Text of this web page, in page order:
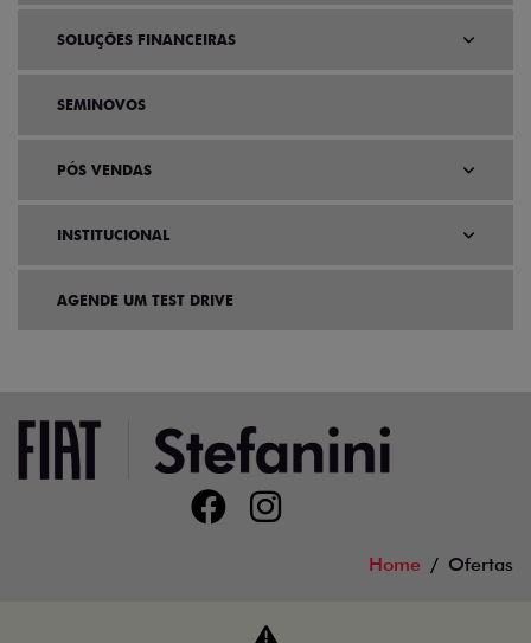
SOLUÇÕES FINANCEIRAS
SEMINOVOS
PÓS VENDAS
INSTITUCIONAL
AGENDE UM TEST DRIVE
Home Ofertas
Desacelere. Seu bem maior é a vida.